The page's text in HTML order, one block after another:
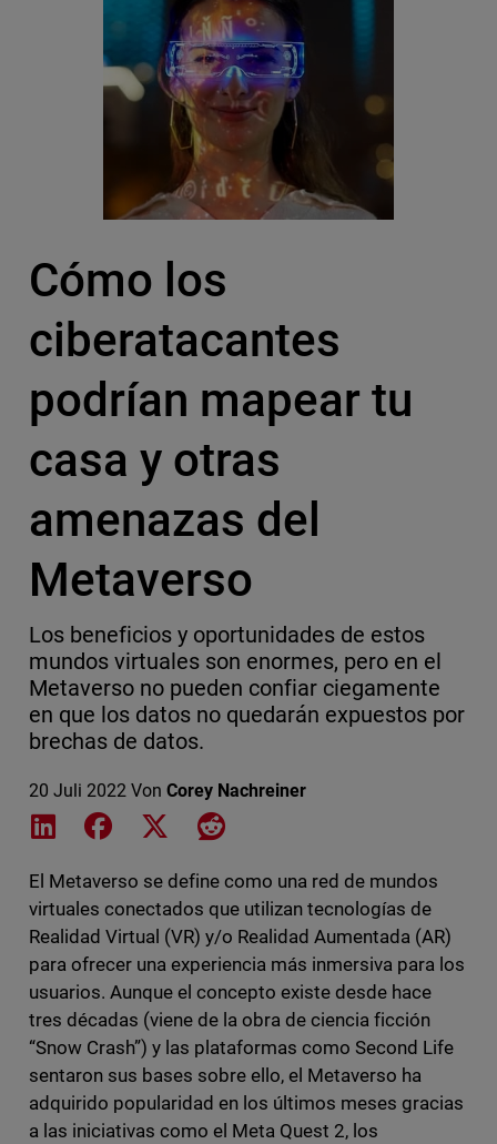
Cómo los
ciberatacantes
podrían mapear tu
casa y otras
amenazas del
Metaverso
Los beneficios y oportunidades de estos
mundos virtuales son enormes, pero en el
Metaverso no pueden confiar ciegamente
en que los datos no quedarán expuestos por
brechas de datos.
20 Juli 2022 Von Corey Nachreiner
Share on LinkedIn
Share on Facebook
Share on XShare on Reddit
El Metaverso se define como una red de mundos
virtuales conectados que utilizan tecnologías de
Realidad Virtual (VR) y/o Realidad Aumentada (AR)
para ofrecer una experiencia más inmersiva para los
usuarios. Aunque el concepto existe desde hace
tres décadas (viene de la obra de ciencia ficción
“Snow Crash”) y las plataformas como Second Life
sentaron sus bases sobre ello, el Metaverso ha
adquirido popularidad en los últimos meses gracias
a las iniciativas como el Meta Quest 2, los